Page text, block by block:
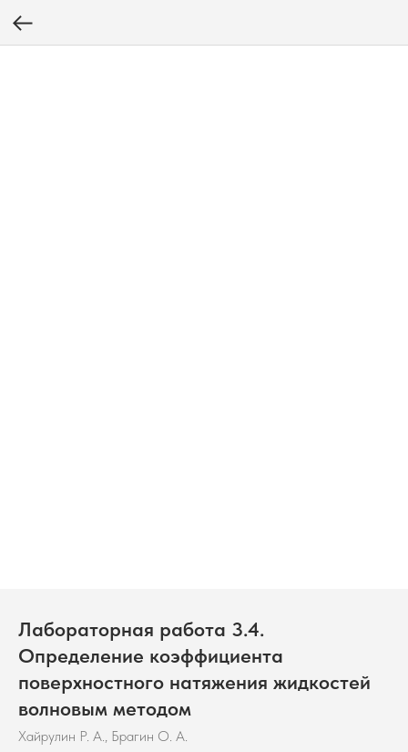
Лабораторная работа 3.4.
Определение коэффициента
поверхностного натяжения жидкостей
волновым методом
Хайрулин Р. А., Брагин О. А.